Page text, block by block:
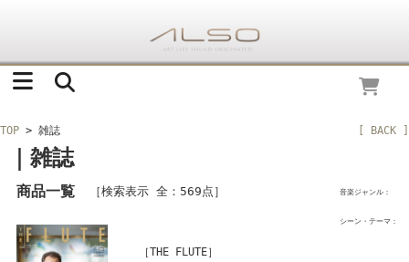
TOP > 雑誌 [ BACK ]
｜雑誌
音楽ジャンル：
シーン・テーマ：
商品一覧 ［検索表示 全：569点］
［THE FLUTE］